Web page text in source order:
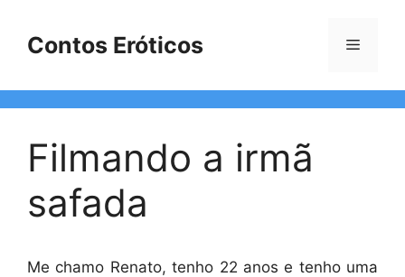
Contos Eróticos Menu
Filmando a irmã
safada
Me chamo Renato, tenho 22 anos e tenho uma